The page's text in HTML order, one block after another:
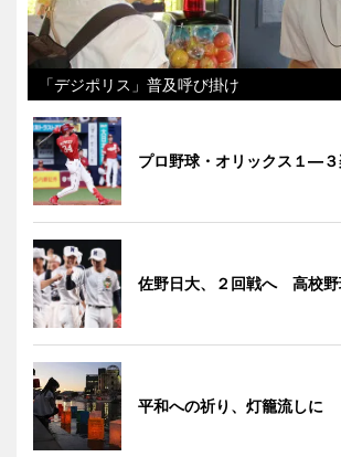
「デジポリス」普及呼び掛け
プロ野球・オリックス１―
佐野日大、２回戦へ 高校
平和への祈り、灯籠流しに